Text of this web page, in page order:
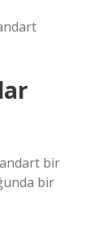
bir
bir